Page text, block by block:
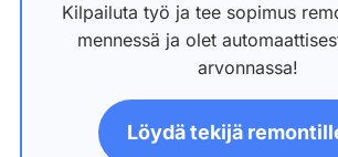
Kilpailuta työ ja tee sopimus
mennessä ja olet
arvonnassa!
Löydä tekijä